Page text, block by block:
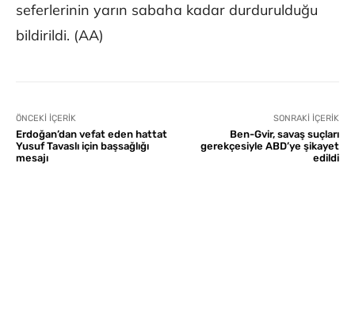
seferlerinin yarın sabaha kadar durdurulduğu
bildirildi. (AA)
ÖNCEKI İÇERIK
Erdoğan’dan vefat eden hattat
Yusuf Tavaslı için başsağlığı
mesajı
SONRAKI İÇERIK
Ben-Gvir, savaş suçları
gerekçesiyle ABD’ye şikayet
edildi